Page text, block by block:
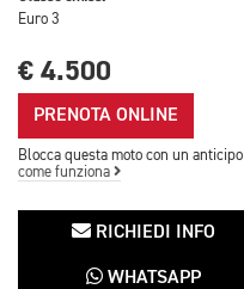
Euro 3
€ 4.500
PRENOTA ONLINE
Blocca questa moto con un
come funziona
RICHIEDI INFO
WHATSAPP